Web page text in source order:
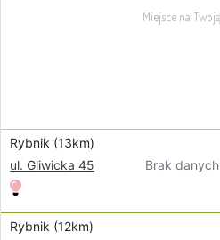
Rybnik (13km)
ul. Gliwicka 45
Brak danych
Rybnik (12km)